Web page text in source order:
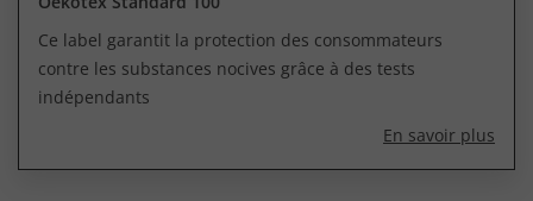
Ce label garantit la protection des consommateurs
contre les substances nocives grâce à des tests
indépendants
En savoir plus